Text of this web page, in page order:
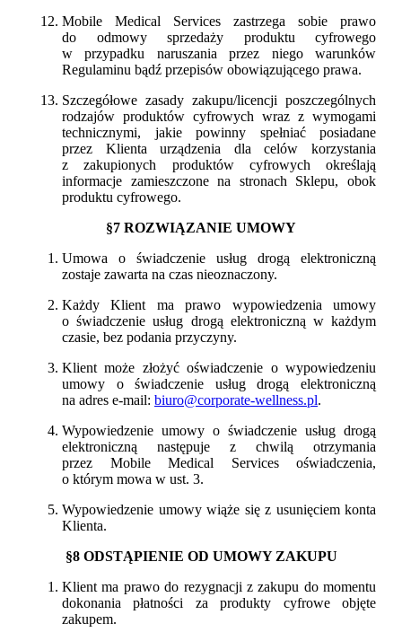
Mobile Medical Services zastrzega sobie prawo
do odmowy sprzedaży produktu cyfrowego
w przypadku naruszania przez niego warunków
Regulaminu bądź przepisów obowiązującego prawa.
Szczegółowe zasady zakupu/licencji poszczególnych
rodzajów produktów cyfrowych wraz z wymogami
technicznymi, jakie powinny spełniać posiadane
przez Klienta urządzenia dla celów korzystania
z zakupionych produktów cyfrowych określają
informacje zamieszczone na stronach Sklepu, obok
produktu cyfrowego.
§7 ROZWIĄZANIE UMOWY
Umowa o świadczenie usług drogą elektroniczną
zostaje zawarta na czas nieoznaczony.
Każdy Klient ma prawo wypowiedzenia umowy
o świadczenie usług drogą elektroniczną w każdym
czasie, bez podania przyczyny.
Klient może złożyć oświadczenie o wypowiedzeniu
umowy o świadczenie usług drogą elektroniczną
na adres e-mail: biuro@corporate-wellness.pl.
Wypowiedzenie umowy o świadczenie usług drogą
elektroniczną następuje z chwilą otrzymania
przez Mobile Medical Services oświadczenia,
o którym mowa w ust. 3.
Wypowiedzenie umowy wiąże się z usunięciem konta
Klienta.
§8 ODSTĄPIENIE OD UMOWY ZAKUPU
Klient ma prawo do rezygnacji z zakupu do momentu
dokonania płatności za produkty cyfrowe objęte
zakupem.